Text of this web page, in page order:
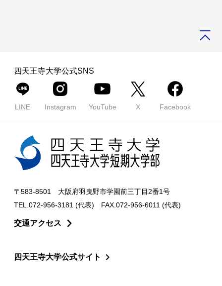
四天王寺大学公式SNS
LINE Instagram YouTube X Facebook
〒583-8501 大阪府羽曳野市学園前三丁目2番1号
TEL.072-956-3181 (代表) FAX.072-956-6011 (代表)
交通アクセス
四天王寺大学公式サイト